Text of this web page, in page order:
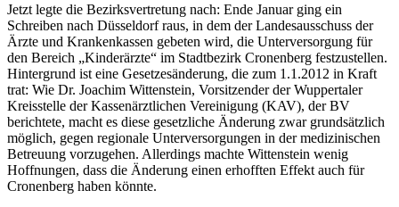
Jetzt legte die Bezirksvertretung nach: Ende Januar ging ein
Schreiben nach Düsseldorf raus, in dem der Landesausschuss der
Ärzte und Krankenkassen gebeten wird, die Unterversorgung für
den Bereich „Kinderärzte“ im Stadtbezirk Cronenberg festzustellen.
Hintergrund ist eine Gesetzesänderung, die zum 1.1.2012 in Kraft
trat: Wie Dr. Joachim Wittenstein, Vorsitzender der Wuppertaler
Kreisstelle der Kassenärztlichen Vereinigung (KAV), der BV
berichtete, macht es diese gesetzliche Änderung zwar grundsätzlich
möglich, gegen regionale Unterversorgungen in der medizinischen
Betreuung vorzugehen. Allerdings machte Wittenstein wenig
Hoffnungen, dass die Änderung einen erhofften Effekt auch für
Cronenberg haben könnte.